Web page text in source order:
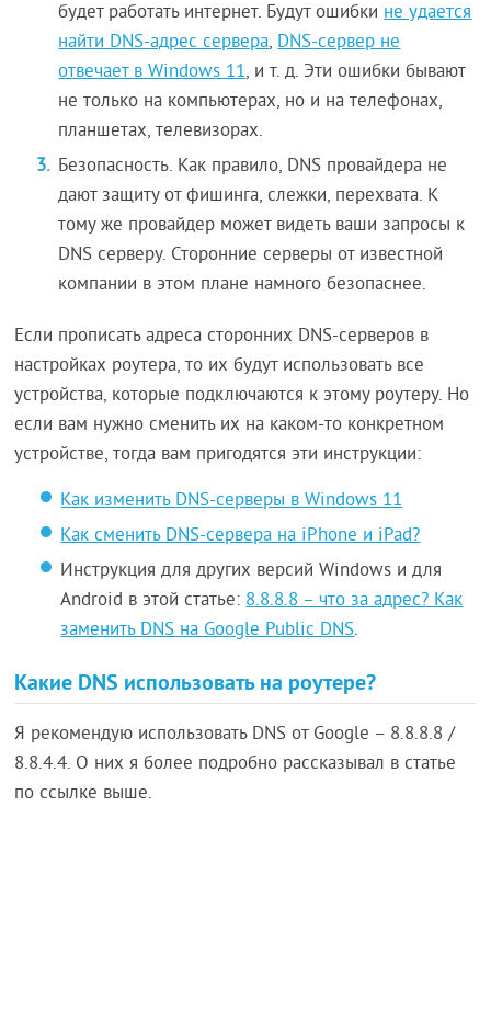
будет работать интернет. Будут ошибкине удается
найти DNS-адрес сервера,DNS-сервер не
отвечает в Windows 11, и т. д. Эти ошибки бывают
не только на компьютерах, но и на телефонах,
планшетах, телевизорах.
Безопасность. Как правило, DNS провайдера не
дают защиту от фишинга, слежки, перехвата. К
тому же провайдер может видеть ваши запросы к
DNS серверу. Сторонние серверы от известной
компании в этом плане намного безопаснее.
Если прописать адреса сторонних DNS-серверов в
настройках роутера, то их будут использовать все
устройства, которые подключаются к этому роутеру. Но
если вам нужно сменить их на каком-то конкретном
устройстве, тогда вам пригодятся эти инструкции:
Как изменить DNS-серверы в Windows 11
Как сменить DNS-сервера на iPhone и iPad?
Инструкция для других версий Windows и для
Android в этой статье:8.8.8.8 – что за адрес? Как
заменить DNS на Google Public DNS.
Какие DNS использовать на роутере?
Я рекомендую использовать DNS от Google – 8.8.8.8 /
8.8.4.4. О них я более подробно рассказывал в статье
по ссылке выше.